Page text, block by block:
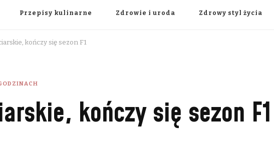
Przepisy kulinarne Zdrowie i uroda Zdrowy styl życia
kończy się sezon F1
kończy się sezon F1